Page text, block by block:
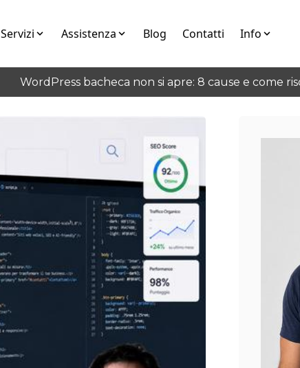
Servizi Assistenza Blog Contatti Info
WordPress bacheca non si apre: 8 cause e come